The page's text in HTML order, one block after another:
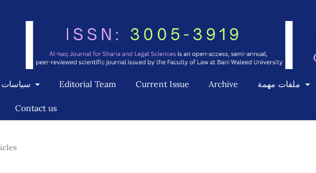
Editorial Team Current Issue Archive
Contact us